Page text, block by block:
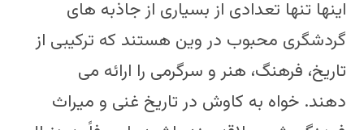
اینها تنها تعدادی از بسیاری از جاذبه های
گردشگری محبوب در وین هستند که ترکیبی از
تاریخ، فرهنگ، هنر و سرگرمی را ارائه می
دهند. خواه به کاوش در تاریخ غنی و میراث